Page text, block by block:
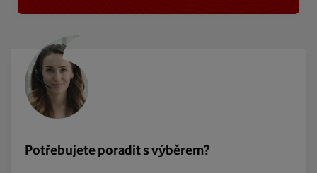
Potřebujete poradit s výběrem?